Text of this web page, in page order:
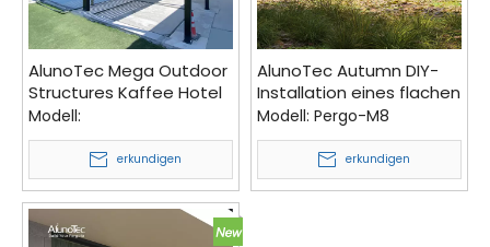
AlunoTec Mega Outdoor
Structures Kaffee Hotel
Restaurant Villa
Motorisierte Premium-
Terrassenüberdachungen
Modell:
erkundigen
AlunoTec Autumn DIY-
Installation eines flachen
Vordachs in Holzfarbe,
Balkon, motorisierte
Pergola, Wintergarten
für den Außenbereich
Modell: Pergo-M8
erkundigen